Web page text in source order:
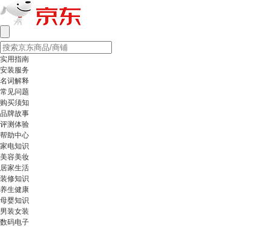
实用指南
安装服务
名词解释
常见问题
购买须知
品牌故事
评测体验
帮助中心
家电知识
美容美妆
居家生活
装修知识
养生健康
母婴知识
男装女装
数码电子